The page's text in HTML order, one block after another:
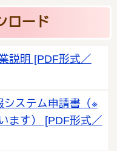
ロード
説明 [PDF形式／
ステム申請書（※
ます） [PDF形式／